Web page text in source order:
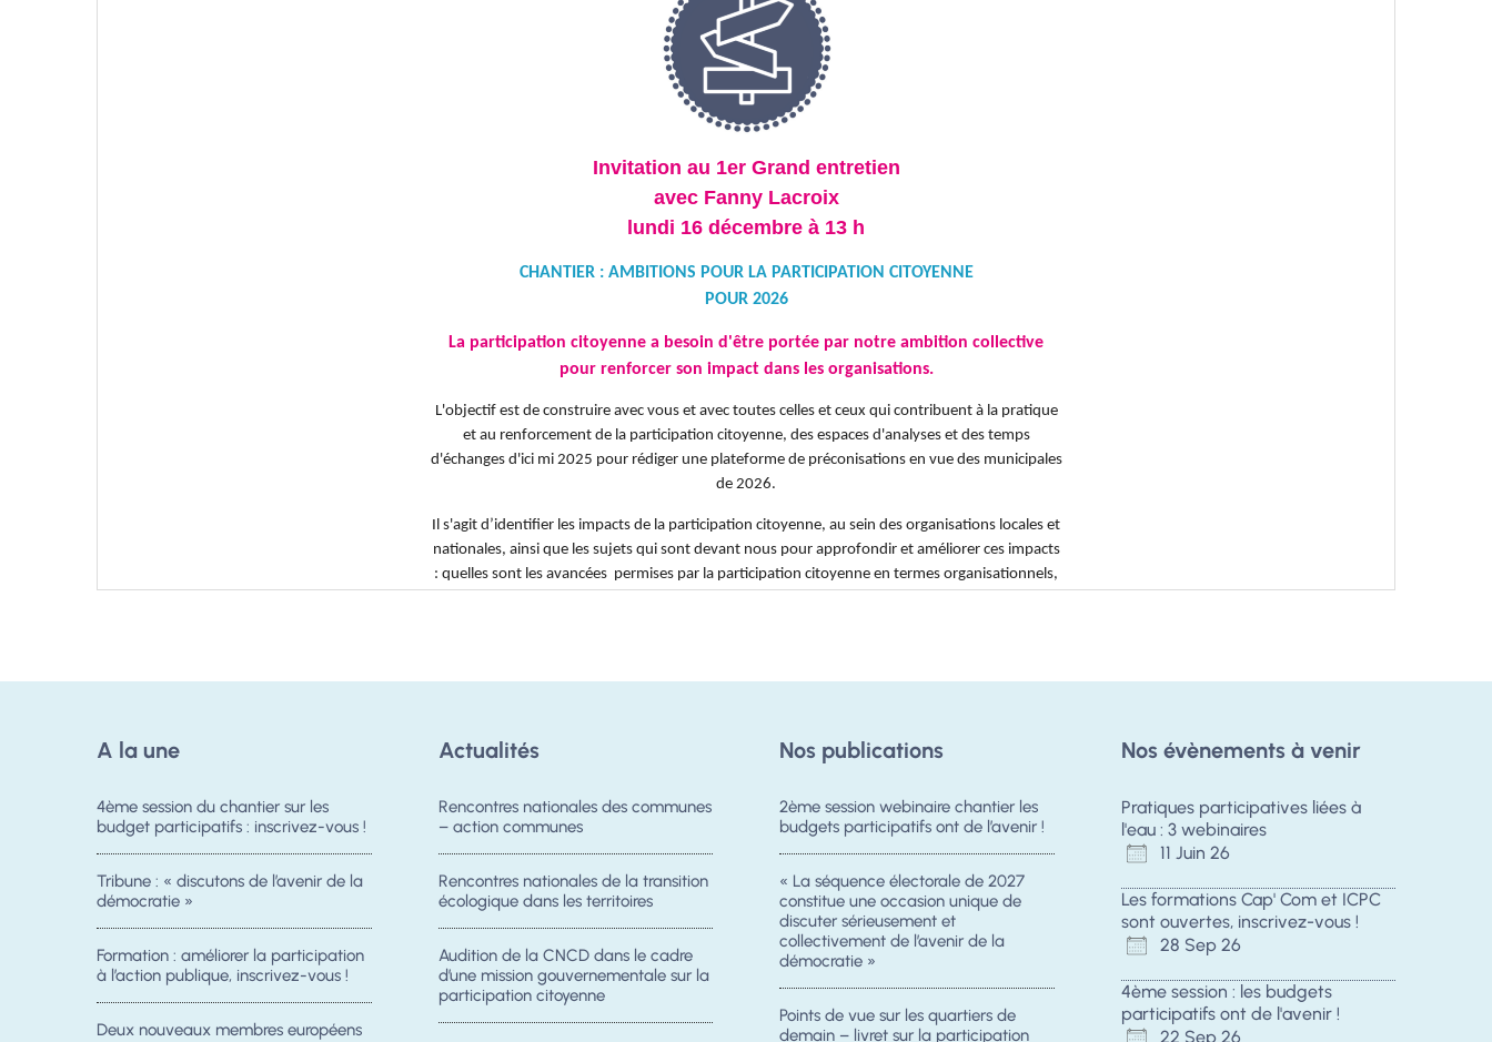
A la une
4ème session du chantier sur les
budget participatifs : inscrivez-vous !
Tribune : « discutons de l’avenir de la
démocratie »
Formation : améliorer la participation
à l’action publique, inscrivez-vous !
Deux nouveaux membres européens
Actualités
Rencontres nationales des communes
– action communes
Rencontres nationales de la transition
écologique dans les territoires
Audition de la CNCD dans le cadre
d’une mission gouvernementale sur la
participation citoyenne
Nos publications
2ème session webinaire chantier les
budgets participatifs ont de l’avenir !
« La séquence électorale de 2027
constitue une occasion unique de
discuter sérieusement et
collectivement de l’avenir de la
démocratie »
Points de vue sur les quartiers de
demain – livret sur la participation
Nos évènements à venir
Pratiques participatives liées à
l'eau : 3 webinaires
11 Juin 26
Les formations Cap' Com et ICPC
sont ouvertes, inscrivez-vous !
28 Sep 26
4ème session : les budgets
participatifs ont de l'avenir !
22 Sep 26